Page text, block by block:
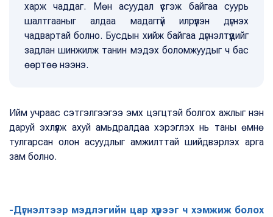
харж чаддаг. Мөн асуудал үүсгэж байгаа суурь
шалтгааныг алдаа мадаггүй илрүүлэн дүгнэх
чадвартай болно. Бусдын хийж байгаа дүгнэлтүүдийг
задлан шинжилж танин мэдэх боломжуудыг ч бас
өөртөө нээнэ.
Ийм учраас сэтгэлгээгээ эмх цэгцтэй болгох ажлыг нэн
даруй эхлүүлж ахуй амьдралдаа хэрэглэх нь таны өмнө
тулгарсан олон асуудлыг амжилттай шийдвэрлэх арга
зам болно.
-Дүгнэлтээр мэдлэгийн цар хүрээг ч хэмжиж болох